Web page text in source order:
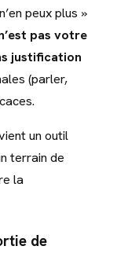
peux plus »
pas votre
justification
(parler,
un outil
terrain de
la
de